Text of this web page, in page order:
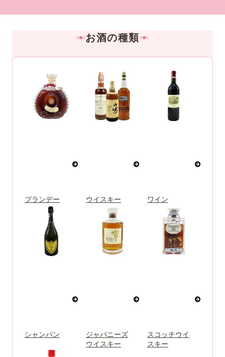
お酒の種類
ブランデー ウイスキー ワイン
シャンパン
ジャパニーズ
ウイスキー
スコッチウイ
スキー